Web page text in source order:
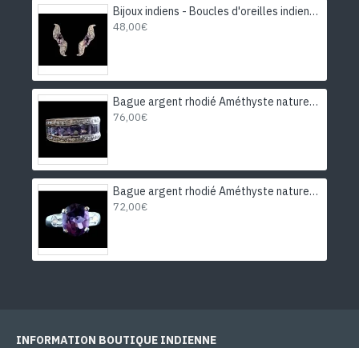
Bijoux indiens - Boucles d'oreilles indiennes rhodiées Améthyste
48,00€
Bague argent rhodié Améthyste naturelle
76,00€
Bague argent rhodié Améthyste naturelle
72,00€
INFORMATION BOUTIQUE INDIENNE